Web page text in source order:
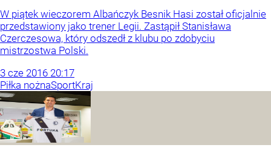
W piątek wieczorem Albańczyk Besnik Hasi został oficjalnie
przedstawiony jako trener Legii. Zastąpił Stanisława
Czerczesowa, który odszedł z klubu po zdobyciu
mistrzostwa Polski.
3 cze 2016 20:17
Piłka nożnaSportKraj